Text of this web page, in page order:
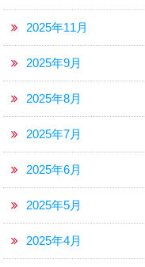
2025年11月
2025年9月
2025年8月
2025年7月
2025年6月
2025年5月
2025年4月